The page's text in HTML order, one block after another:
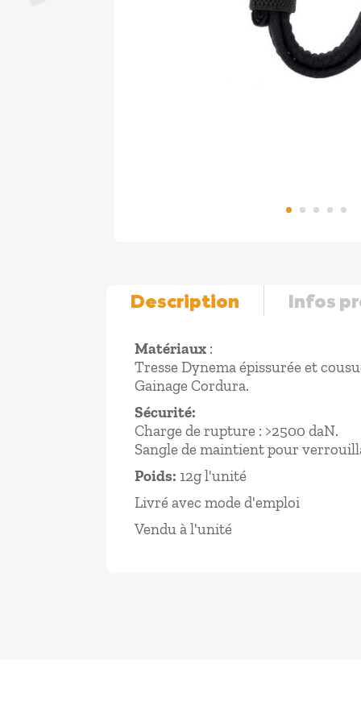
Description Infos
Matériaux :
Tresse Dynema épissurée et
Gainage Cordura.
Sécurité:
Charge de rupture : >2500 daN.
Sangle de maintient pour
Poids: 12g l'unité
Livré avec mode d'emploi
Vendu à l'unité